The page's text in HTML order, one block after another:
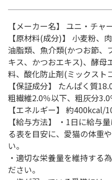
【メーカー名】 ユニ・チャ
【原材料(成分)】 小麦粉、
油脂類、魚介類(かつお節、
キス、かつおエキス)、酵母
料、酸化防止剤(ミックスト
【保証成分】 たんぱく質
粗繊維2.0％以下、粗灰分
【エネルギー】 約400kcal/
【給与方法】 ・1日に給与
る表を目安に、愛猫の体重
い。
・適切な栄養量を維持する
ださい。